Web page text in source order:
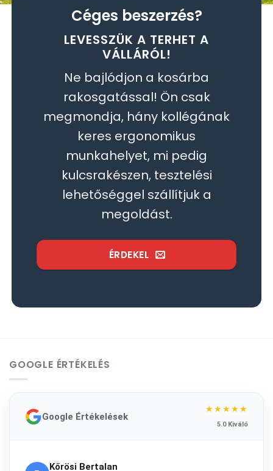
Céges beszerzés?
LEVESSZÜK A TERHET A
VÁLLÁRÓL!
Ne bajlódjon a kosárba
rakosgatással! Ön csak
megmondja, hány kollégának
keres ergonomikus
munkahelyet, mi pedig
kulcsrakészen, tesztelési
lehetőséggel szállítjuk a
megoldást.
ÉRDEKEL
GOOGLE ÉRTÉKELÉS
Google Értékelések
★★★★★
5.0 Kiváló
Kőrösi Bertalan